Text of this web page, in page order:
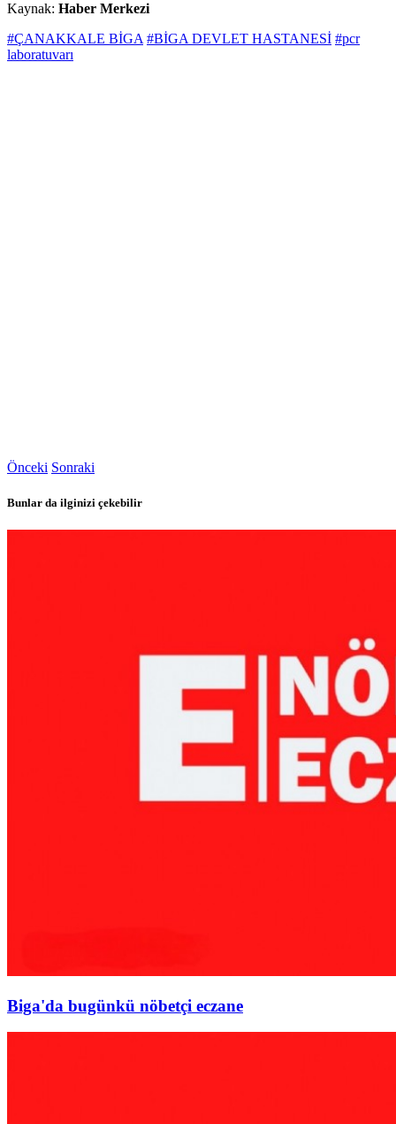
Kaynak: Haber Merkezi
#ÇANAKKALE BİGA #BİGA DEVLET HASTANESİ #pcr
laboratuvarı
Önceki Sonraki
Bunlar da ilginizi çekebilir
Biga'da bugünkü nöbetçi eczane